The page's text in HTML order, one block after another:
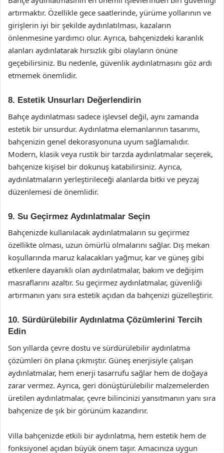
artırmaktır. Özellikle gece saatlerinde, yürüme yollarının ve
girişlerin iyi bir şekilde aydınlatılması, kazaların
önlenmesine yardımcı olur. Ayrıca, bahçenizdeki karanlık
alanları aydınlatarak hırsızlık gibi olayların önüne
geçebilirsiniz. Bu nedenle, güvenlik aydınlatmasını göz ardı
etmemek önemlidir.
8. Estetik Unsurları Değerlendirin
Bahçe aydınlatması sadece işlevsel değil, aynı zamanda
estetik bir unsurdur. Aydınlatma elemanlarının tasarımı,
bahçenizin genel dekorasyonuna uyum sağlamalıdır.
Modern, klasik veya rustik bir tarzda aydınlatmalar seçerek,
bahçenize kişisel bir dokunuş katabilirsiniz. Ayrıca,
aydınlatmaların yerleştirileceği alanlarda bitki ve peyzaj
düzenlemesi de önemlidir.
9. Su Geçirmez Aydınlatmalar Seçin
Bahçenizde kullanılacak aydınlatmaların su geçirmez
özellikte olması, uzun ömürlü olmalarını sağlar. Dış mekan
koşullarında maruz kalacakları yağmur, kar ve güneş gibi
etkenlere dayanıklı olan aydınlatmalar, bakım ve değişim
masraflarını azaltır. Su geçirmez aydınlatmalar, güvenliği
artırmanın yanı sıra estetik açıdan da bahçenizi güzelleştirir.
10. Sürdürülebilir Aydınlatma Çözümlerini Tercih
Edin
Son yıllarda çevre dostu ve sürdürülebilir aydınlatma
çözümleri ön plana çıkmıştır. Güneş enerjisiyle çalışan
aydınlatmalar, hem enerji tasarrufu sağlar hem de doğaya
zarar vermez. Ayrıca, geri dönüştürülebilir malzemelerden
üretilen aydınlatmalar, çevre bilincinizi yansıtmanın yanı sıra
bahçenize de şık bir görünüm kazandırır.
Villa bahçenizde etkili bir aydınlatma, hem estetik hem de
fonksiyonel açıdan büyük önem taşır. Amacınıza uygun